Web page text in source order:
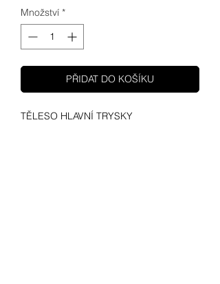
Množství *
PŘIDAT DO KOŠÍKU
TĚLESO HLAVNÍ TRYSKY